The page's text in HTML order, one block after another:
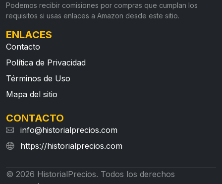
Podemos recibir comisiones por compras que cumplan los
requisitos si usas enlaces a Amazon desde este sitio.
ENLACES
Contacto
Política de Privacidad
Términos de Uso
Mapa del sitio
CONTACTO
info@historialprecios.com
https://historialprecios.com
© 2026 HistorialPrecios. Todos los derechos